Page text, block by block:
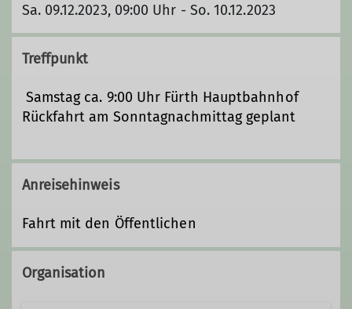
Sa. 09.12.2023, 09:00 Uhr - So. 10.12.2023
Treffpunkt
Samstag ca. 9:00 Uhr Fürth Hauptbahnhof
Rückfahrt am Sonntagnachmittag geplant
Anreisehinweis
Fahrt mit den Öffentlichen
Organisation